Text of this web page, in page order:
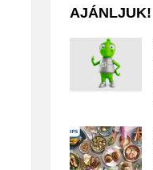
AJÁNLJUK!